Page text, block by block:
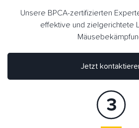
Jetzt
Unsere BPCA-zertifizierten
effektive und zielgerichtete